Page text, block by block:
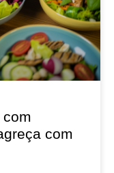
com
com